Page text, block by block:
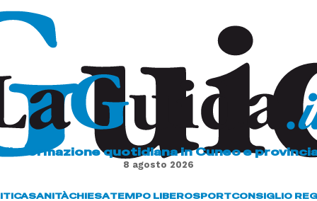
L'informazione quotidiana in Cuneo e
8 agosto 2026
SANITÀCHIESATEMPO LIBEROSPORTCONSIGLIO